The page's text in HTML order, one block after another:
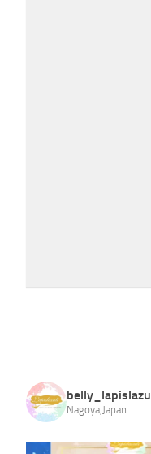
Nagoya,Japan